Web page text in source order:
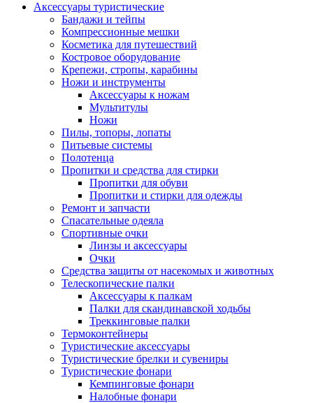
Аксессуары туристические
Бандажи и тейпы
Компрессионные мешки
Косметика для путешествий
Костровое оборудование
Крепежи, стропы, карабины
Ножи и инструменты
Аксессуары к ножам
Мультитулы
Ножи
Пилы, топоры, лопаты
Питьевые системы
Полотенца
Пропитки и средства для стирки
Пропитки для обуви
Пропитки и стирки для одежды
Ремонт и запчасти
Спасательные одеяла
Спортивные очки
Линзы и аксессуары
Очки
Средства защиты от насекомых и животных
Телескопические палки
Аксессуары к палкам
Палки для скандинавской ходьбы
Треккинговые палки
Термоконтейнеры
Туристические аксессуары
Туристические брелки и сувениры
Туристические фонари
Кемпинговые фонари
Налобные фонари